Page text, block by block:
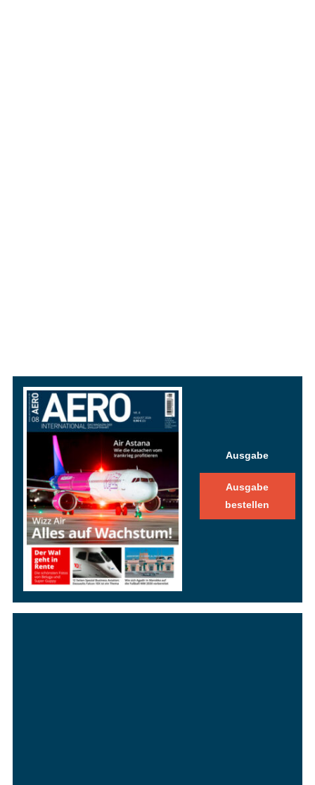
Ausgabe
Ausgabe
bestellen